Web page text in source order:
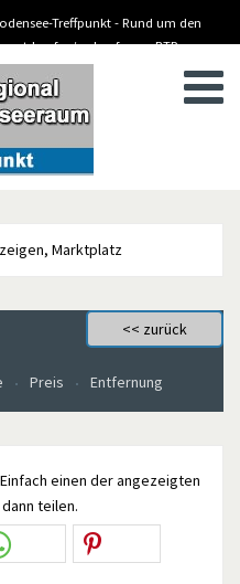
Treffpunkt - Rund um den
kaufen/verkaufen
BTP -
- Kleinanzeigen
Marktplatz
Preis Entfernung
einen der angezeigten
teilen.